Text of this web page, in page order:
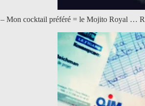
– Mon cocktail préféré = le Mojito Royal …